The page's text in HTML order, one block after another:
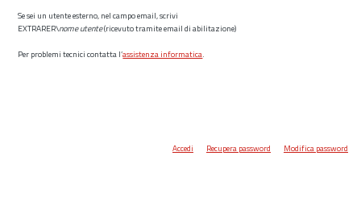
Se sei un utente esterno, nel campo email, scrivi
EXTRARER\nome utente(ricevuto tramite email di abilitazione)
Per problemi tecnici contatta l’assistenza informatica.
Accedi Recupera password Modifica password